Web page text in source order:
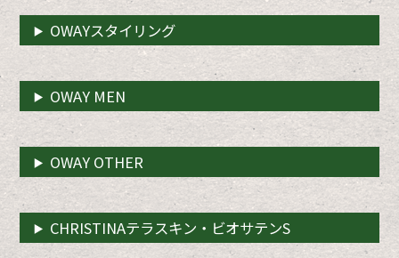
OWAYスタイリング
OWAY MEN
OWAY OTHER
CHRISTINAテラスキン・ビオサテンS